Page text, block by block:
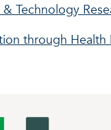
Technology
through Health